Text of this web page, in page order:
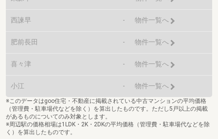
西諫早 - 物件一覧へ
肥前長田 - 物件一覧へ
喜々津 - 物件一覧へ
小江 - 物件一覧へ
※このデータはgoo住宅・不動産に掲載されている中古マンションの平均価格
（管理費・駐車場代などを除く）を算出したものです。ただし5戸以上の掲載
があるものについてのみ対象とします。
※周辺駅の価格相場は1LDK・2K・2DKの平均価格（管理費・駐車場代などを除
く）を算出したものです。